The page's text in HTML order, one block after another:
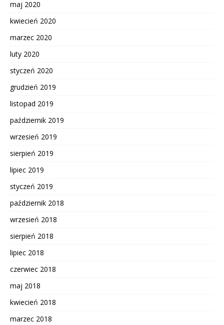
maj 2020
kwiecień 2020
marzec 2020
luty 2020
styczeń 2020
grudzień 2019
listopad 2019
październik 2019
wrzesień 2019
sierpień 2019
lipiec 2019
styczeń 2019
październik 2018
wrzesień 2018
sierpień 2018
lipiec 2018
czerwiec 2018
maj 2018
kwiecień 2018
marzec 2018